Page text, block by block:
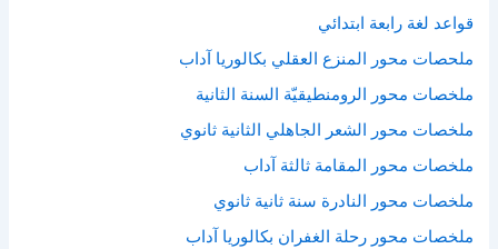
قواعد لغة رابعة ابتدائي
ملحصات محور المنزع العقلي بكالوريا آداب
ملخصات محور الرومنطيقيّة السنة الثانية
ملخصات محور الشعر الجاهلي الثانية ثانوي
ملخصات محور المقامة ثالثة آداب
ملخصات محور النادرة سنة ثانية ثانوي
ملخصات محور رحلة الغفران بكالوريا آداب